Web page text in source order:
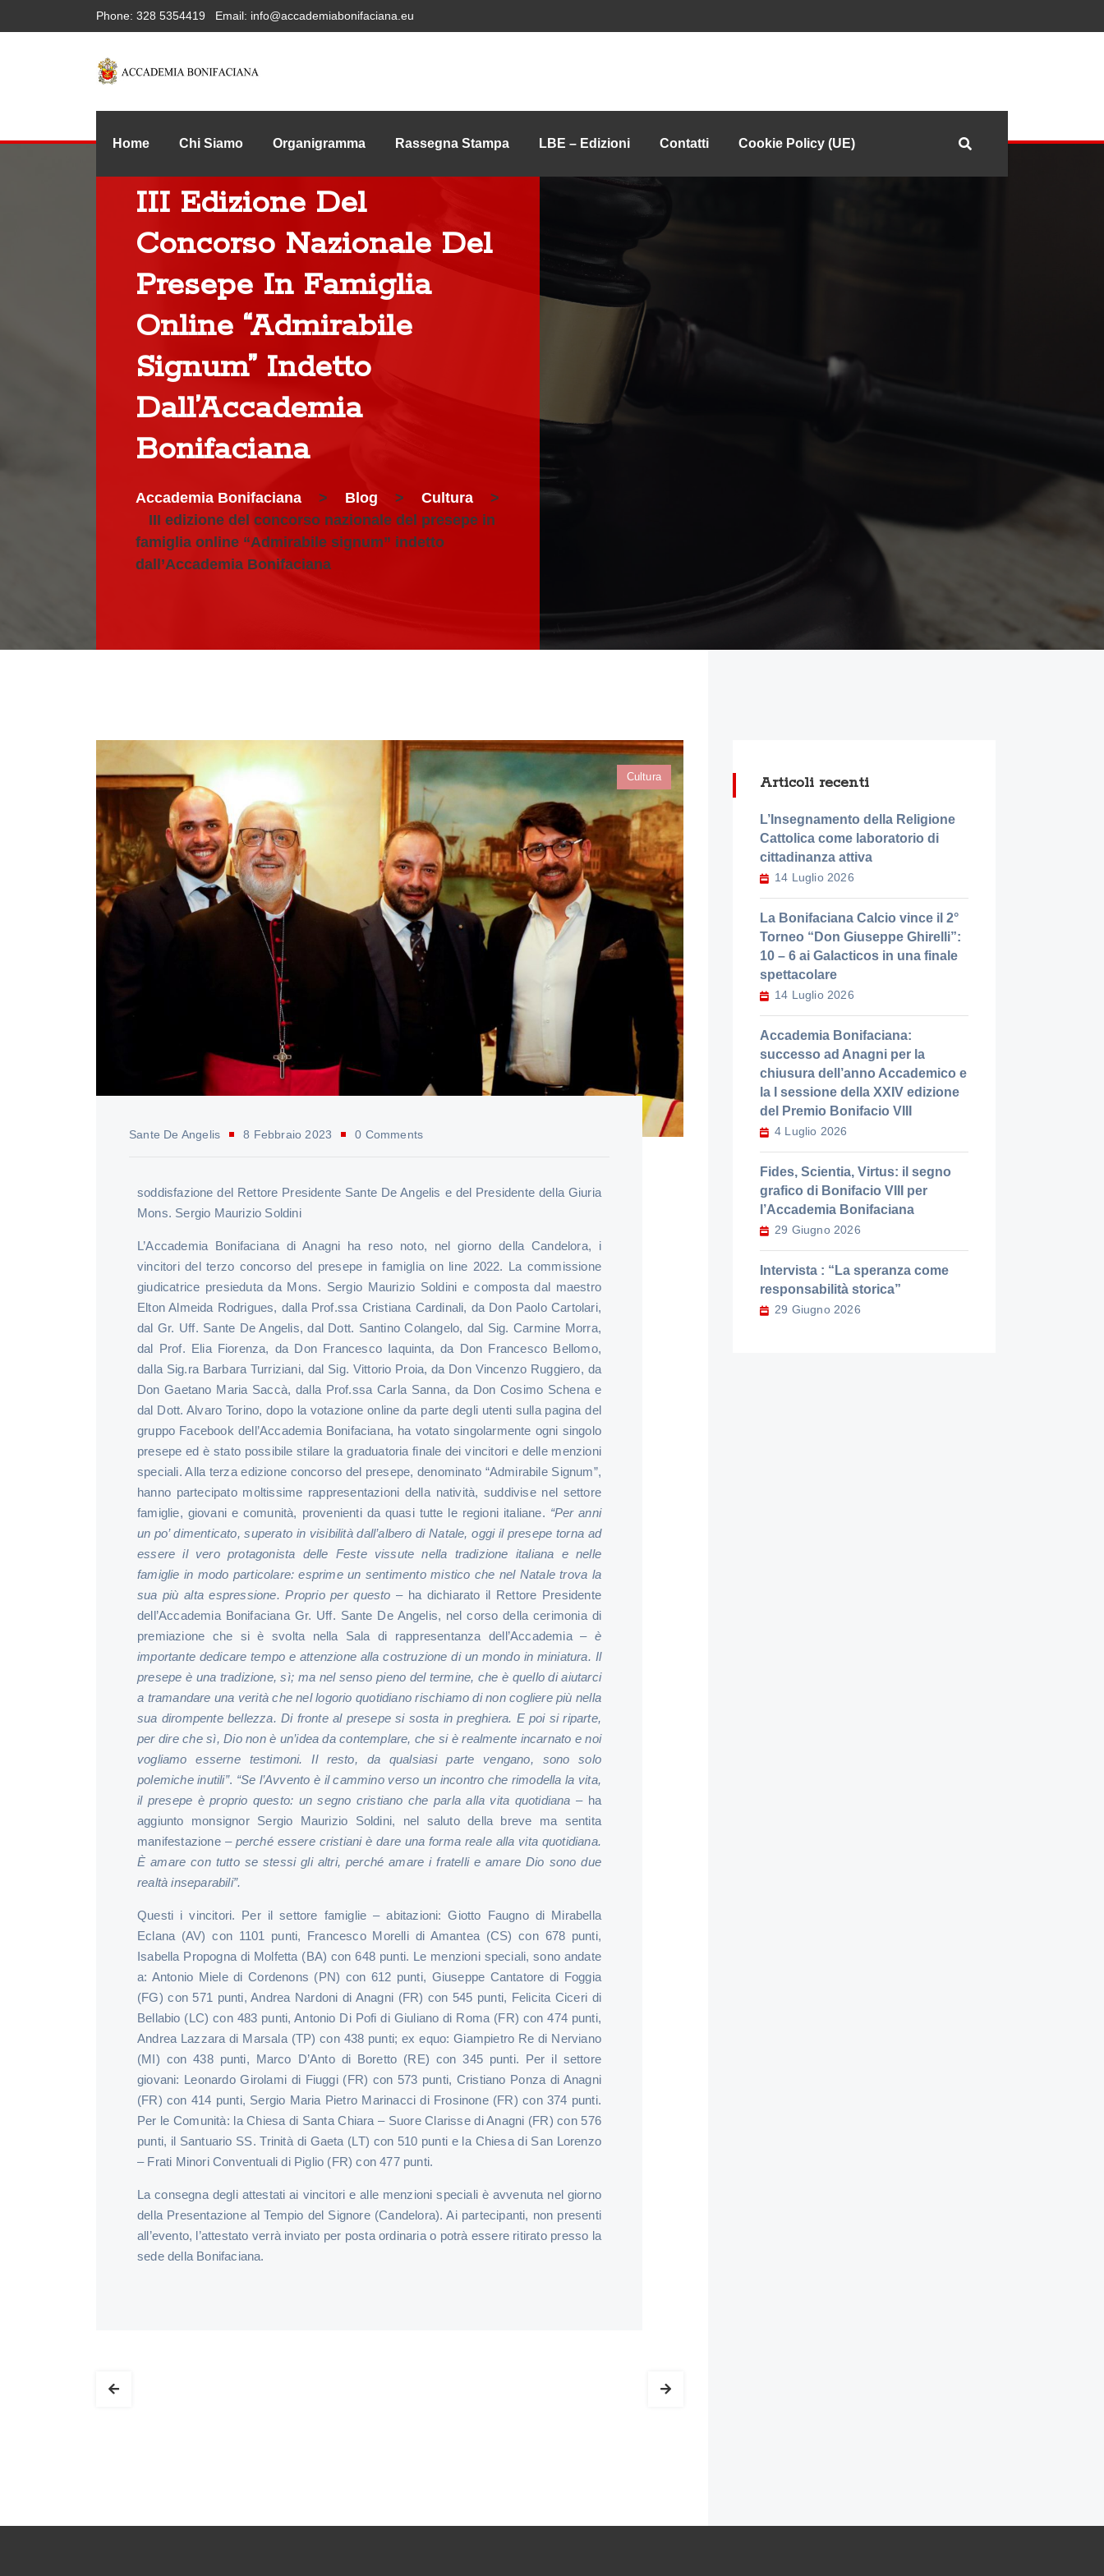
Phone: 328 5354419 Email: info@accademiabonifaciana.eu
Home Chi Siamo Organigramma Rassegna Stampa LBE – Edizioni Contatti Cookie Policy (UE)
III Edizione Del
Concorso Nazionale Del
Presepe In Famiglia
Online “Admirabile
Signum” Indetto
Dall’Accademia
Bonifaciana
Accademia Bonifaciana > Blog > Cultura
>
III edizione del concorso nazionale del presepe in
famiglia online “Admirabile signum” indetto
dall’Accademia Bonifaciana
Cultura
Sante De Angelis 8 Febbraio 2023 0 Comments
soddisfazione del Rettore Presidente Sante De Angelis e del Presidente della Giuria
Mons. Sergio Maurizio Soldini
L’Accademia Bonifaciana di Anagni ha reso noto, nel giorno della Candelora, i
vincitori del terzo concorso del presepe in famiglia on line 2022. La commissione
giudicatrice presieduta da Mons. Sergio Maurizio Soldini e composta dal maestro
Elton Almeida Rodrigues, dalla Prof.ssa Cristiana Cardinali, da Don Paolo Cartolari,
dal Gr. Uff. Sante De Angelis, dal Dott. Santino Colangelo, dal Sig. Carmine Morra,
dal Prof. Elia Fiorenza, da Don Francesco Iaquinta, da Don Francesco Bellomo,
dalla Sig.ra Barbara Turriziani, dal Sig. Vittorio Proia, da Don Vincenzo Ruggiero, da
Don Gaetano Maria Saccà, dalla Prof.ssa Carla Sanna, da Don Cosimo Schena e
dal Dott. Alvaro Torino, dopo la votazione online da parte degli utenti sulla pagina del
gruppo Facebook dell’Accademia Bonifaciana, ha votato singolarmente ogni singolo
presepe ed è stato possibile stilare la graduatoria finale dei vincitori e delle menzioni
speciali. Alla terza edizione concorso del presepe, denominato “Admirabile Signum”,
hanno partecipato moltissime rappresentazioni della natività, suddivise nel settore
famiglie, giovani e comunità, provenienti da quasi tutte le regioni italiane. “Per anni
un po’ dimenticato, superato in visibilità dall’albero di Natale, oggi il presepe torna ad
essere il vero protagonista delle Feste vissute nella tradizione italiana e nelle
famiglie in modo particolare: esprime un sentimento mistico che nel Natale trova la
sua più alta espressione. Proprio per questo – ha dichiarato il Rettore Presidente
dell’Accademia Bonifaciana Gr. Uff. Sante De Angelis, nel corso della cerimonia di
premiazione che si è svolta nella Sala di rappresentanza dell’Accademia – è
importante dedicare tempo e attenzione alla costruzione di un mondo in miniatura. Il
presepe è una tradizione, sì; ma nel senso pieno del termine, che è quello di aiutarci
a tramandare una verità che nel logorio quotidiano rischiamo di non cogliere più nella
sua dirompente bellezza. Di fronte al presepe si sosta in preghiera. E poi si riparte,
per dire che sì, Dio non è un’idea da contemplare, che si è realmente incarnato e noi
vogliamo esserne testimoni. Il resto, da qualsiasi parte vengano, sono solo
polemiche inutili”. “Se l’Avvento è il cammino verso un incontro che rimodella la vita,
il presepe è proprio questo: un segno cristiano che parla alla vita quotidiana – ha
aggiunto monsignor Sergio Maurizio Soldini, nel saluto della breve ma sentita
manifestazione – perché essere cristiani è dare una forma reale alla vita quotidiana.
È amare con tutto se stessi gli altri, perché amare i fratelli e amare Dio sono due
realtà inseparabili”.
Questi i vincitori. Per il settore famiglie – abitazioni: Giotto Faugno di Mirabella
Eclana (AV) con 1101 punti, Francesco Morelli di Amantea (CS) con 678 punti,
Isabella Propogna di Molfetta (BA) con 648 punti. Le menzioni speciali, sono andate
a: Antonio Miele di Cordenons (PN) con 612 punti, Giuseppe Cantatore di Foggia
(FG) con 571 punti, Andrea Nardoni di Anagni (FR) con 545 punti, Felicita Ciceri di
Bellabio (LC) con 483 punti, Antonio Di Pofi di Giuliano di Roma (FR) con 474 punti,
Andrea Lazzara di Marsala (TP) con 438 punti; ex equo: Giampietro Re di Nerviano
(MI) con 438 punti, Marco D’Anto di Boretto (RE) con 345 punti. Per il settore
giovani: Leonardo Girolami di Fiuggi (FR) con 573 punti, Cristiano Ponza di Anagni
(FR) con 414 punti, Sergio Maria Pietro Marinacci di Frosinone (FR) con 374 punti.
Per le Comunità: la Chiesa di Santa Chiara – Suore Clarisse di Anagni (FR) con 576
punti, il Santuario SS. Trinità di Gaeta (LT) con 510 punti e la Chiesa di San Lorenzo
– Frati Minori Conventuali di Piglio (FR) con 477 punti.
La consegna degli attestati ai vincitori e alle menzioni speciali è avvenuta nel giorno
della Presentazione al Tempio del Signore (Candelora). Ai partecipanti, non presenti
all’evento, l’attestato verrà inviato per posta ordinaria o potrà essere ritirato presso la
sede della Bonifaciana.
Articoli recenti
L’Insegnamento della Religione
Cattolica come laboratorio di
cittadinanza attiva
14 Luglio 2026
La Bonifaciana Calcio vince il 2°
Torneo “Don Giuseppe Ghirelli”:
10 – 6 ai Galacticos in una finale
spettacolare
14 Luglio 2026
Accademia Bonifaciana:
successo ad Anagni per la
chiusura dell’anno Accademico e
la I sessione della XXIV edizione
del Premio Bonifacio VIII
4 Luglio 2026
Fides, Scientia, Virtus: il segno
grafico di Bonifacio VIII per
l’Accademia Bonifaciana
29 Giugno 2026
Intervista : “La speranza come
responsabilità storica”
29 Giugno 2026